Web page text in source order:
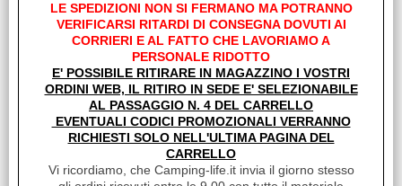
ARMACELL
Unità di misura:
Sc.Club Convenzionati:
Rotolo da larghezza 50mm x 15mt Spessore 3mm Ideale per
LE SPEDIZIONI NON SI FERMANO MA POTRANNO
VERIFICARSI RITARDI DI CONSEGNA DOVUTI AI
CORRIERI E AL FATTO CHE LAVORIAMO A
PERSONALE RIDOTTO
E' POSSIBILE RITIRARE IN MAGAZZINO I VOSTRI
ORDINI WEB, IL RITIRO IN SEDE E' SELEZIONABILE
AL PASSAGGIO N. 4 DEL CARRELLO
EVENTUALI CODICI PROMOZIONALI VERRANNO
RICHIESTI SOLO NELL'ULTIMA PAGINA DEL
CARRELLO
Vi ricordiamo, che Camping-life.it invia il giorno stesso